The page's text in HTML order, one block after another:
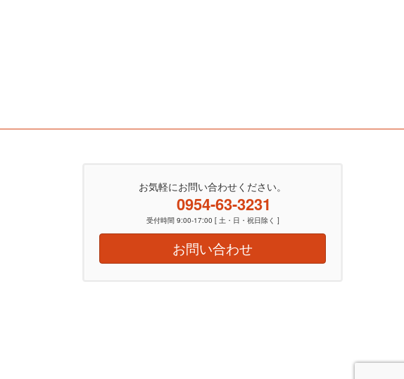
お気軽にお問い合わせください。
0954-63-3231
受付時間 9:00-17:00 [ 土・日・祝日除く ]
お問い合わせ